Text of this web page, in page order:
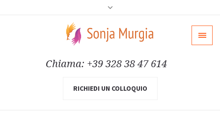
Chiama: +39 328 38 47 614
RICHIEDI UN COLLOQUIO